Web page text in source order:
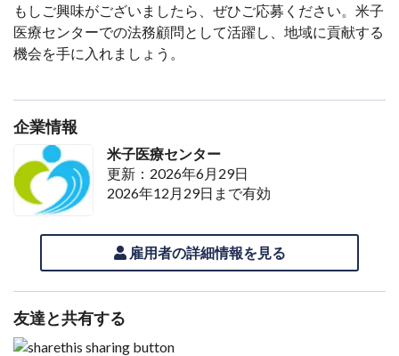
もしご興味がございましたら、ぜひご応募ください。米子
医療センターでの法務顧問として活躍し、地域に貢献する
機会を手に入れましょう。
企業情報
米子医療センター
更新：2026年6月29日
2026年12月29日まで有効
雇用者の詳細情報を見る
友達と共有する